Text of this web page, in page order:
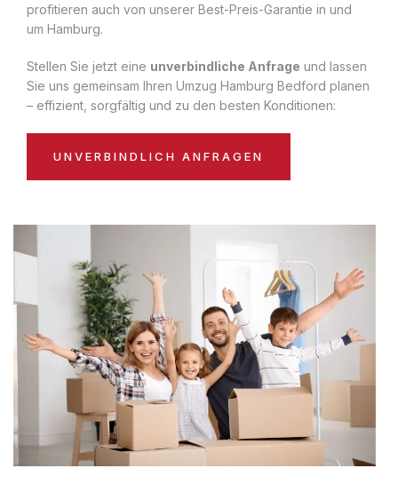
profitieren auch von unserer Best-Preis-Garantie in und
um Hamburg.
Stellen Sie jetzt eine unverbindliche Anfrage und lassen
Sie uns gemeinsam Ihren Umzug Hamburg Bedford planen
– effizient, sorgfältig und zu den besten Konditionen:
UNVERBINDLICH ANFRAGEN